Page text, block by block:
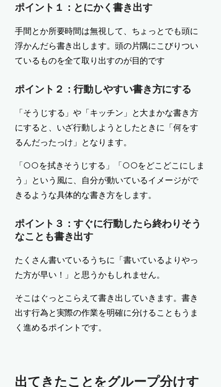
ポイント１：とにかく書き出す
手間とか所要時間は無視して、ちょっとでも頭に
浮かんだら書き出します。頭の片隅にこびりつい
ているものを全て取り出すのが目的です
ポイント２：行動しやすい書き方にする
「そうじする」や「キッチン」と大まかな書き方
にすると、いざ行動しようとしたときに「何をす
るんだったっけ」となります。
「○○を拭きそうじする」「○○をどこどこにしま
う」という風に、自分が動いているイメージがで
きるような具体的な書き方をします。
ポイント３：すぐに行動したら終わりそう
なことも書き出す
たくさん書いているうちに「書いているよりやっ
た方が早い！」と思うかもしれません。
そこはぐっとこらえて書き出していきます。書き
出す行為と実際の作業を明確に分けることもうま
く進めるポイントです。
出てきたことをグループ分けす